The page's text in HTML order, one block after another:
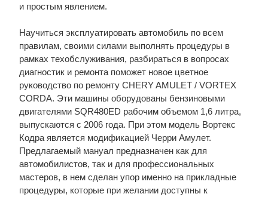
и простым явлением.
Научиться эксплуатировать автомобиль по всем
правилам, своими силами выполнять процедуры в
рамках техобслуживания, разбираться в вопросах
диагностик и ремонта поможет новое цветное
руководство по ремонту CHERY AMULET / VORTEX
CORDA. Эти машины оборудованы бензиновыми
двигателями SQR480ED рабочим объемом 1,6 литра,
выпускаются с 2006 года. При этом модель Вортекс
Кодра является модификацией Черри Амулет.
Предлагаемый мануал предназначен как для
автомобилистов, так и для профессиональных
мастеров, в нем сделан упор именно на прикладные
процедуры, которые при желании доступны к